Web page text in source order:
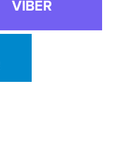
VIBER